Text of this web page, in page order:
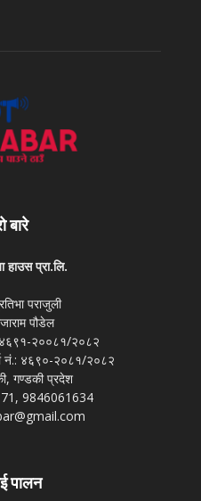
बारे
हाउस प्रा.लि.
पराजुली
पौडेल
४६९१-२००८१/२०८२
नं.: ४६९०-२०८१/२०८२
गण्डकी प्रदेश
9846061634
पालन